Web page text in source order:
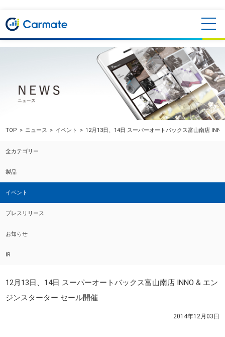
TOP ニュース イベント 12月13日、14日 スーパーオートバックス富山南店
全カテゴリー
製品
イベント
プレスリリース
お知らせ
IR
12月13日、14日 スーパーオートバックス富山南店 INNO & エン
ジンスターター セール開催
2014年12月03日